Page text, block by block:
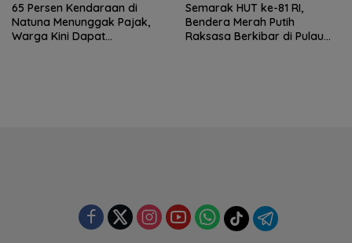
65 Persen Kendaraan di
Natuna Menunggak Pajak,
Warga Kini Dapat
Semarak HUT ke-81 RI,
Bendera Merah Putih
Raksasa Berkibar di Pulau